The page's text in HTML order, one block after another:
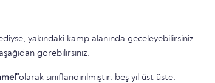
yakındaki kamp alanında geceleyebilirsiniz.
görebilirsiniz.
olarak sınıflandırılmıştır. beş yıl üst üste.